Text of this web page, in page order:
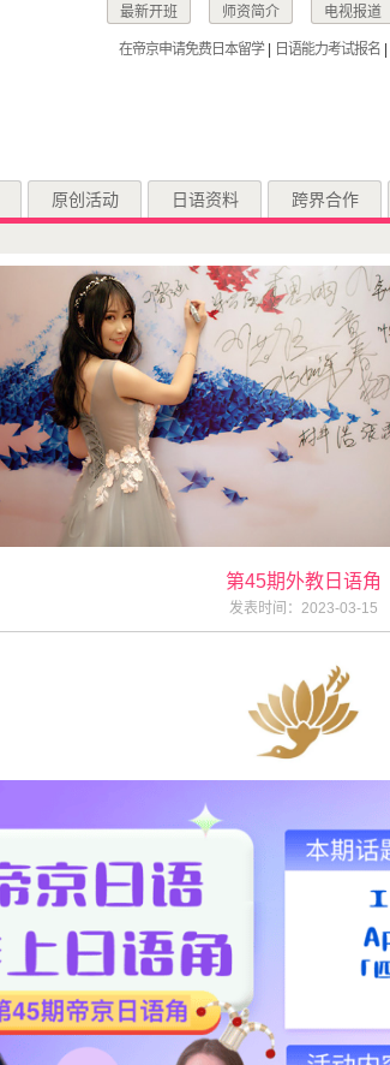
电视报道
师资简介
最新开班
在帝京申请免费日本留学 日语能力考试报名
原创活动 日语资料 跨界合作
第45期外教日语角
发表时间：2023-03-15